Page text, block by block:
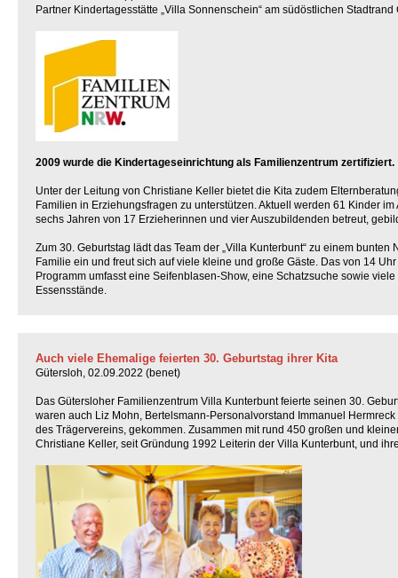
Partner Kindertagesstätte „Villa Sonnenschein“ am südöstlichen Stadtrand
2009 wurde die Kindertageseinrichtung als Familienzentrum zertifiziert.
Unter der Leitung von Christiane Keller bietet die Kita zudem
Familien in Erziehungsfragen zu unterstützen. Aktuell werden 61 Kinder
sechs Jahren von 17 Erzieherinnen und vier Auszubildenden betreut,
Zum 30. Geburtstag lädt das Team der „Villa Kunterbunt“ zu einem bunten
Familie ein und freut sich auf viele kleine und große Gäste. Das von 14
Programm umfasst eine Seifenblasen-Show, eine Schatzsuche sowie
Essensstände.
Auch viele Ehemalige feierten 30. Geburtstag ihrer Kita
Gütersloh, 02.09.2022 (benet)
Das Gütersloher Familienzentrum Villa Kunterbunt feierte seinen 30.
waren auch Liz Mohn, Bertelsmann-Personalvorstand Immanuel
des Trägervereins, gekommen. Zusammen mit rund 450 großen und
Christiane Keller, seit Gründung 1992 Leiterin der Villa Kunterbunt, und